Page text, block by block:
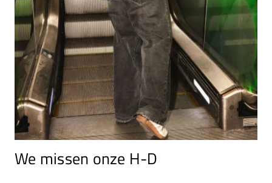
We missen onze H-D